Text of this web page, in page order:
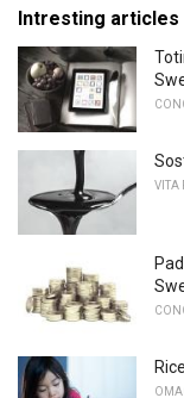
Intresting articles
VITA